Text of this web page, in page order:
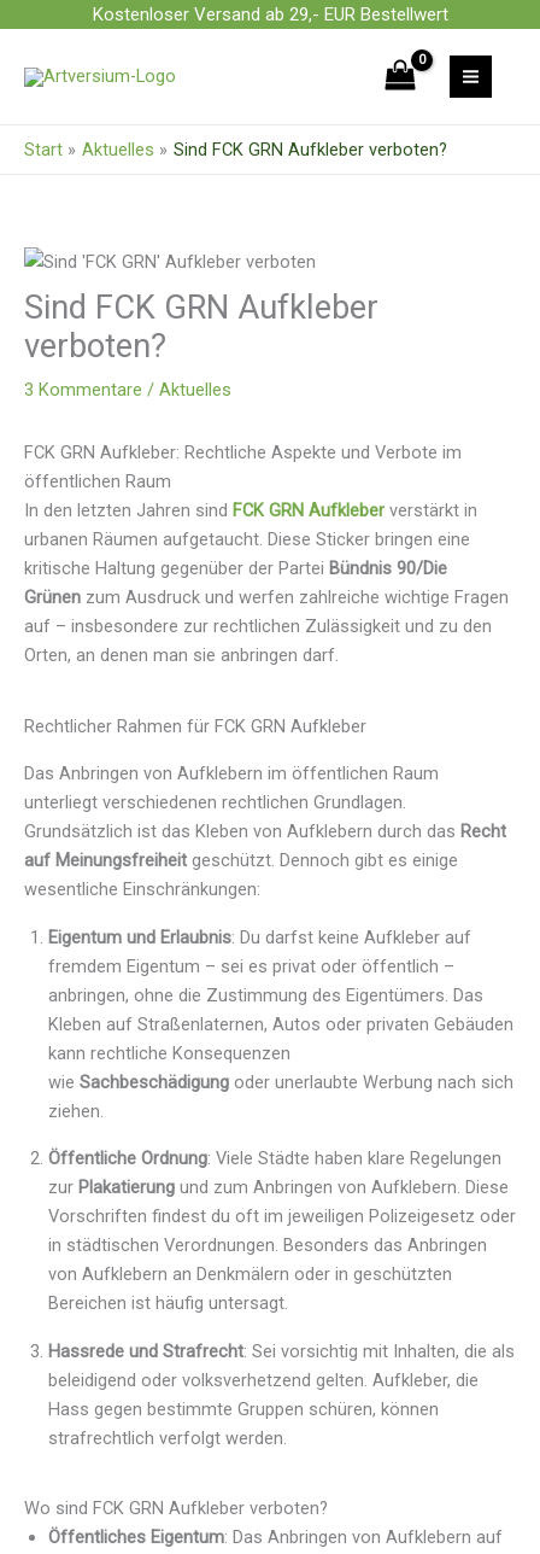
Kostenloser Versand ab 29,- EUR Bestellwert
springen
Start Aktuelles Sind FCK GRN Aufkleber verboten?
Sind FCK GRN Aufkleber
verboten?
3 Kommentare / Aktuelles
FCK GRN Aufkleber: Rechtliche Aspekte und Verbote im
öffentlichen Raum
In den letzten Jahren sind FCK GRN Aufkleber verstärkt in
urbanen Räumen aufgetaucht. Diese Sticker bringen eine
kritische Haltung gegenüber der Partei Bündnis 90/Die
Grünen zum Ausdruck und werfen zahlreiche wichtige Fragen
auf – insbesondere zur rechtlichen Zulässigkeit und zu den
Orten, an denen man sie anbringen darf.
Rechtlicher Rahmen für FCK GRN Aufkleber
Das Anbringen von Aufklebern im öffentlichen Raum
unterliegt verschiedenen rechtlichen Grundlagen.
Grundsätzlich ist das Kleben von Aufklebern durch das Recht
auf Meinungsfreiheit geschützt. Dennoch gibt es einige
wesentliche Einschränkungen:
Eigentum und Erlaubnis: Du darfst keine Aufkleber auf
fremdem Eigentum – sei es privat oder öffentlich –
anbringen, ohne die Zustimmung des Eigentümers. Das
Kleben auf Straßenlaternen, Autos oder privaten Gebäuden
kann rechtliche Konsequenzen
wie Sachbeschädigung oder unerlaubte Werbung nach sich
ziehen.
Öffentliche Ordnung: Viele Städte haben klare Regelungen
zur Plakatierung und zum Anbringen von Aufklebern. Diese
Vorschriften findest du oft im jeweiligen Polizeigesetz oder
in städtischen Verordnungen. Besonders das Anbringen
von Aufklebern an Denkmälern oder in geschützten
Bereichen ist häufig untersagt.
Hassrede und Strafrecht: Sei vorsichtig mit Inhalten, die als
beleidigend oder volksverhetzend gelten. Aufkleber, die
Hass gegen bestimmte Gruppen schüren, können
strafrechtlich verfolgt werden.
Wo sind FCK GRN Aufkleber verboten?
Öffentliches Eigentum: Das Anbringen von Aufklebern auf